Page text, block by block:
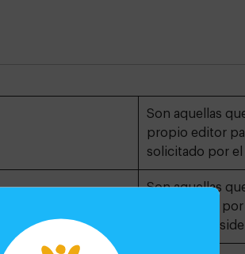
Son aquellas
propio editor
solicitado por el
Son aquellas
gestionadas
pueden